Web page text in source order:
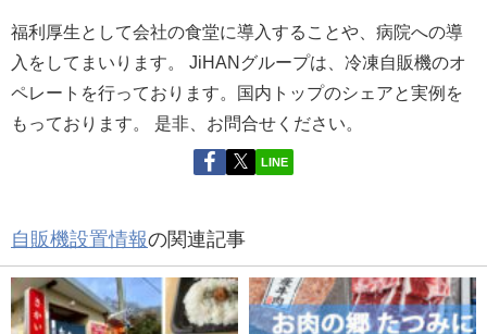
福利厚生として会社の食堂に導入することや、病院への導
入をしてまいります。 JiHANグループは、冷凍自販機のオ
ペレートを行っております。国内トップのシェアと実例を
もっております。 是非、お問合せください。
LINE
自販機設置情報の関連記事